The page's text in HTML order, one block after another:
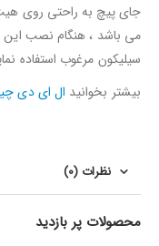
جای پیچ به راحتی روی
می باشد ، هنگام نصب
سیلیکون مرغوب استفاده
بیشتر بخوانید ال ای دی
نظرات (0)
محصولات پر بازدید